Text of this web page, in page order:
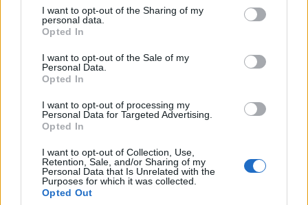
I want to opt-out of the Sharing of my
personal data.
Opted In
I want to opt-out of the Sale of my
Personal Data.
Opted In
I want to opt-out of processing my
Personal Data for Targeted Advertising.
Opted In
I want to opt-out of Collection, Use,
Retention, Sale, and/or Sharing of my
Personal Data that Is Unrelated with the
Purposes for which it was collected.
Opted Out
Příbram modernizuje parkovací automaty.
Přibudou i tři nové poblíž Svaté Hory
Zpravodajství
Středočeský kraj upravil pravidla soutěže.
vzniku odpadu